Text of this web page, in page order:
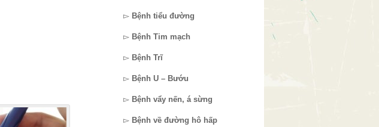
▻ Bệnh tiểu đường
▻ Bệnh Tim mạch
▻ Bệnh Trĩ
▻ Bệnh U – Bướu
▻ Bệnh vẩy nến, á sừng
▻ Bệnh về đường hô hấp